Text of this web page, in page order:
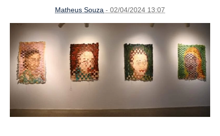
Matheus Souza - 02/04/2024 13:07